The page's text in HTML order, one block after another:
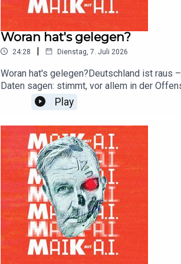
Woran hat's gelegen?
24:28 | Dienstag, 7. Juli 2026
Woran hat's gelegen?Deutschland ist raus
Daten sagen: stimmt, vor allem in der
Kimmich (6950) spielte rechts statt auf
vertragslos – elf Top-Namen, ihr echtes
zahlt für Brown mehr als für Olise,
hat- Liverpool-Absurdität: eine halbe
geraten.
Play